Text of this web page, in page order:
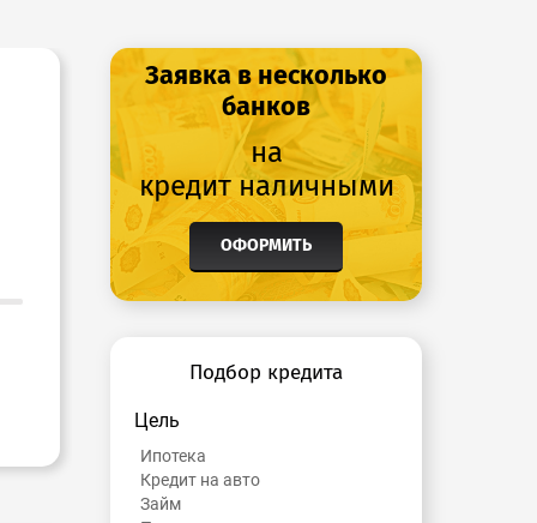
Заявка в несколько
банков
на
кредит наличными
ОФОРМИТЬ
Подбор кредита
Цель
Ипотека
Кредит на авто
Займ